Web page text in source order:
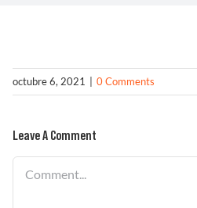
octubre 6, 2021 0 Comments
Leave A Comment